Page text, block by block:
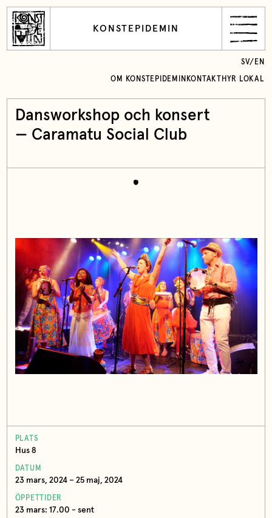
KONSTEPIDEMIN
OM KONSTEPIDEMIN KONTAKT HYR LOKAL
SV/ EN
Dansworkshop och konsert
— Caramatu Social Club
PLATS
Hus 8
DATUM
23 mars, 2024 – 25 maj, 2024
ÖPPETTIDER
23 mars: 17.00 - sent